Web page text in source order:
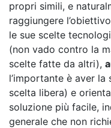
propri simili, e
raggiungere
le sue scelte
(non vado contro la
scelte fatte da altri),
l’importante è aver
scelta libera) e
soluzione più facile,
generale che non